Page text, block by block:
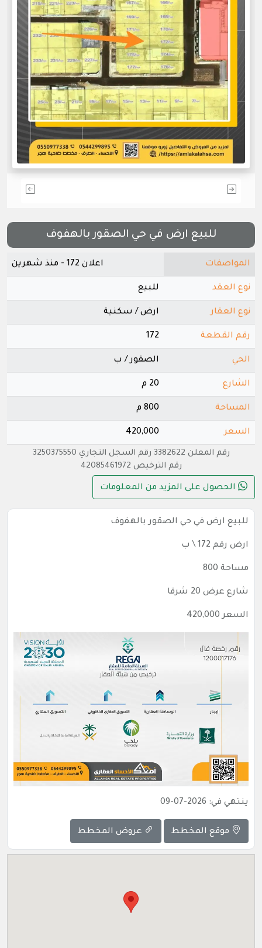
للبيع ارض في حي الصقور بالهفوف
المواصفات اعلان 172 - منذ شهرين
نوع العقد للبيع
نوع العقار ارض / سكنية
رقم القطعة 172
الحي الصقور / ب
الشارع 20 م
المساحة 800 م
السعر 420,000
رقم المعلن 3382622 رقم السجل التجاري 3250375550
رقم الترخيص 42085461972
الحصول على المزيد من المعلومات
للبيع ارض في حي الصقور بالهفوف
ارض رقم 172 \ ب
مساحة 800
شارع عرض 20 شرقا
السعر 420,000
ينتهي في: 2026-07-09
موقع المخطط عروض المخطط